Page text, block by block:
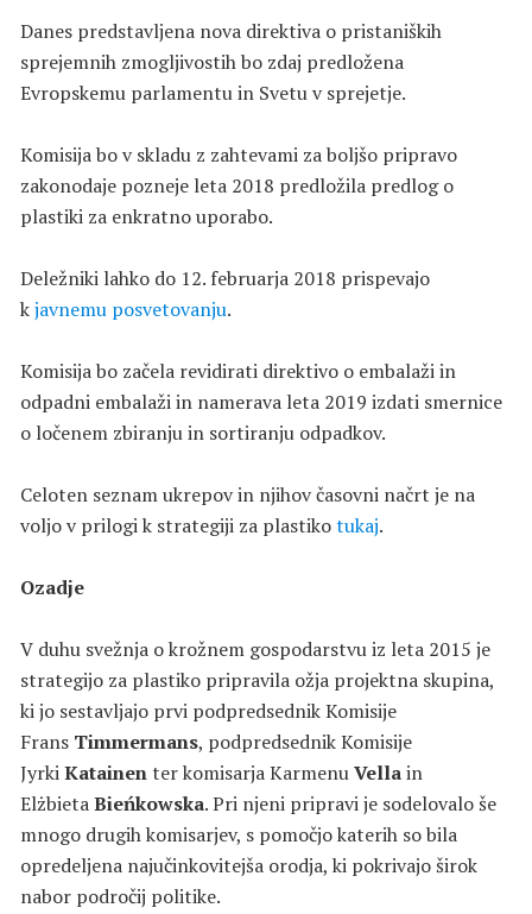
Danes predstavljena nova direktiva o pristaniških
sprejemnih zmogljivostih bo zdaj predložena
Evropskemu parlamentu in Svetu v sprejetje.
Komisija bo v skladu z zahtevami za boljšo pripravo
zakonodaje pozneje leta 2018 predložila predlog o
plastiki za enkratno uporabo.
Deležniki lahko do 12. februarja 2018 prispevajo
kjavnemu posvetovanju.
Komisija bo začela revidirati direktivo o embalaži in
odpadni embalaži in namerava leta 2019 izdati smernice
o ločenem zbiranju in sortiranju odpadkov.
Celoten seznam ukrepov in njihov časovni načrt je na
voljo v prilogi k strategiji za plastikotukaj.
Ozadje
V duhu svežnja o krožnem gospodarstvu iz leta 2015 je
strategijo za plastiko pripravila ožja projektna skupina,
ki jo sestavljajo prvi podpredsednik Komisije
Frans Timmermans, podpredsednik Komisije
JyrkiKatainenter komisarja KarmenuVellain
ElżbietaBieńkowska. Pri njeni pripravi je sodelovalo še
mnogo drugih komisarjev, s pomočjo katerih so bila
opredeljena najučinkovitejša orodja, ki pokrivajo širok
nabor področij politike.